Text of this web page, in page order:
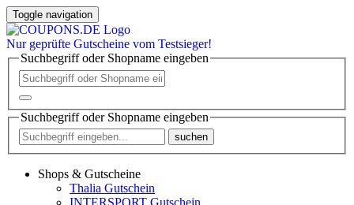
Toggle navigation
Nur geprüfte Gutscheine vom Testsieger!
Suchbegriff oder Shopname eingeben
Suchbegriff oder Shopname eingeben
suchen
Shops & Gutscheine
Thalia Gutschein